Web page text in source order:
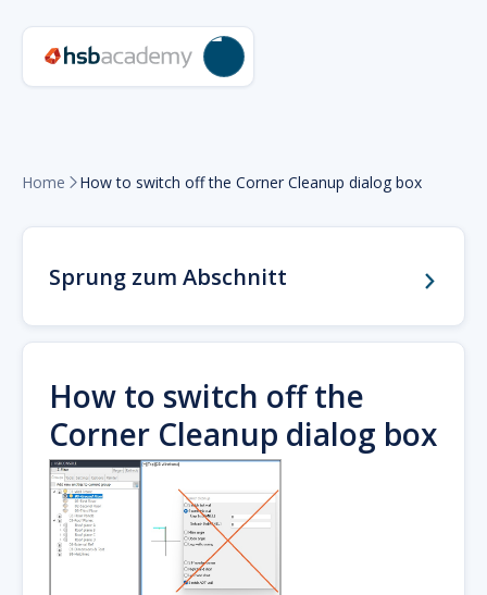
Home  How to switch off the Corner Cleanup dialog box
Sprung zum Abschnitt
How to switch off the
Corner Cleanup dialog box